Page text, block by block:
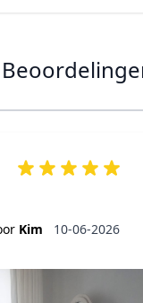
Kim 10 juni 2026
10-06-2026